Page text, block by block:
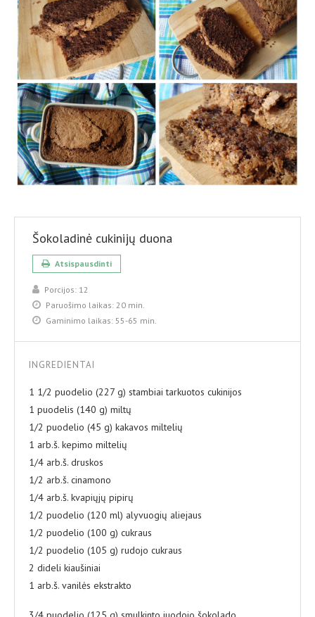
Šokoladinė cukinijų duona
Atsispausdinti
Porcijos: 12
Paruošimo laikas: 20 min.
Gaminimo laikas: 55-65 min.
INGREDIENTAI
1 1/2 puodelio (227 g) stambiai tarkuotos cukinijos
1 puodelis (140 g) miltų
1/2 puodelio (45 g) kakavos miltelių
1 arb.š. kepimo miltelių
1/4 arb.š. druskos
1/2 arb.š. cinamono
1/4 arb.š. kvapiųjų pipirų
1/2 puodelio (120 ml) alyvuogių aliejaus
1/2 puodelio (100 g) cukraus
1/2 puodelio (105 g) rudojo cukraus
2 dideli kiaušiniai
1 arb.š. vanilės ekstrakto